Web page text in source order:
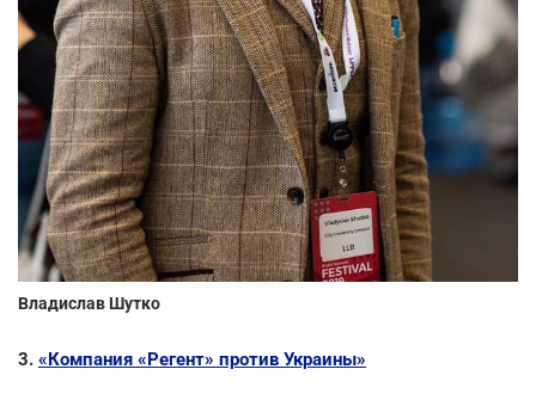
Владислав Шутко
3. «Компания «Регент» против Украины»